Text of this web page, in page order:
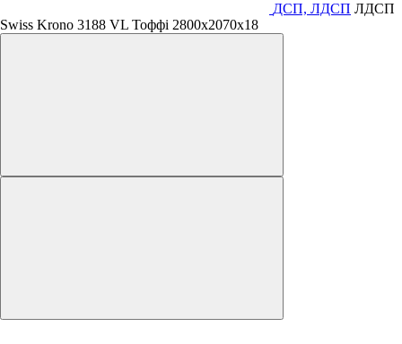
ДСП, ЛДСП ЛДСП
Swiss Krono 3188 VL Тоффі 2800х2070х18